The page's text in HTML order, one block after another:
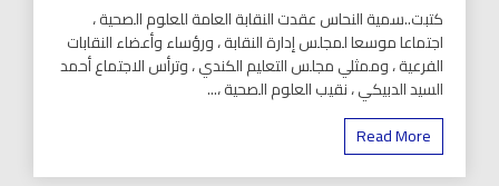
كتبت..سمية النحاس عقدت النقابة العامة للعلوم الصحية ،
اجتماعا موسعا لمجلس إدارة النقابة ، ورؤساء وأعضاء النقابات
الفرعية ، وممثلي مجلس التعليم الكندي ، وترأس الاجتماع أحمد
السيد الدبيكي ، نقيب العلوم الصحية ،...
Read More